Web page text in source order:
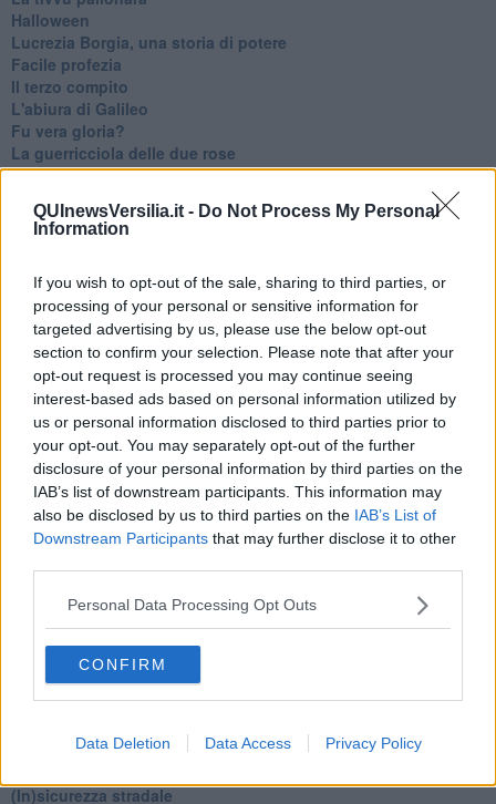
QUInewsVersilia.it - Do Not Process My Personal
Information
If you wish to opt-out of the sale, sharing to third parties, or
processing of your personal or sensitive information for
targeted advertising by us, please use the below opt-out
section to confirm your selection. Please note that after your
opt-out request is processed you may continue seeing
interest-based ads based on personal information utilized by
us or personal information disclosed to third parties prior to
your opt-out. You may separately opt-out of the further
disclosure of your personal information by third parties on the
IAB’s list of downstream participants. This information may
also be disclosed by us to third parties on the IAB’s List of
Downstream Participants that may further disclose it to other
Personal Data Processing Opt Outs
CONFIRM
Data Deletion Data Access Privacy Policy
Halloween
​Lucrezia Borgia, una storia di potere
Facile profezia
Il terzo compito
L'abiura di Galileo
Fu vera gloria?
La guerricciola delle due rose
La truffa all'anziano
La repressione sessuale per sentito dire
Diseducazione televisiva e inerzia della politica
Esequie solenni
Nostalgia del sangue blu
Teste calde
Non avere e non essere
Armiamoci e... avviatevi
Da Capodanno a Carnevale
Schizzi di fango
Sor-riso amaro
Fine anno al ristorante
La festa di Capodanno
Natale 2024
Re e regnanti
A noi interessa il dito non la luna
Come rubare allo stato e vivere felici
Una performance
Il compagno
Tramonto
Passato, presente, futuro
La virtù del non fare
L'ultimo post
​(In)sicurezza stradale